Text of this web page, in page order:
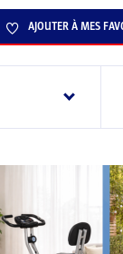
AJOUTER À MES